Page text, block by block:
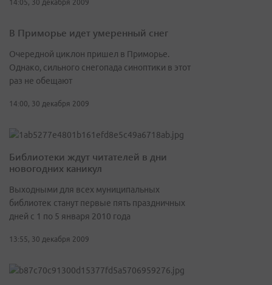
14:05, 30 декабря 2009
В Приморье идет умеренный снег
Очередной циклон пришел в Приморье.
Однако, сильного снегопада синоптики в этот
раз не обещают
14:00, 30 декабря 2009
Библиотеки ждут читателей в дни
новогодних каникул
Выходными для всех муниципальных
библиотек станут первые пять праздничных
дней с 1 по 5 января 2010 года
13:55, 30 декабря 2009